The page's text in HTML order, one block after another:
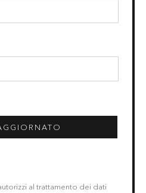
al trattamento dei dati